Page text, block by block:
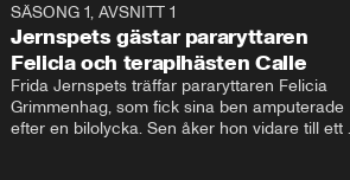
SÄSONG 1, AVSNITT 1
Jernspets gästar pararyttaren
Felicia och terapihästen Calle
Frida Jernspets träffar pararyttaren Felicia
Grimmenhag, som fick sina ben amputerade
efter en bilolycka. Sen åker hon vidare till ett